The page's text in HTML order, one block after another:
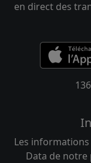
en direct des
Les
Data de notre